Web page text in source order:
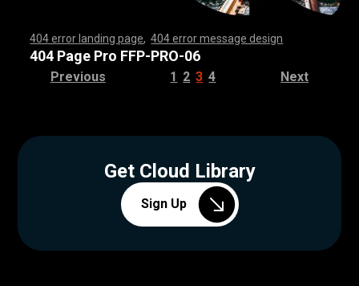
404 error landing page ,404 error message design
,,,,,,,,,,,,,,,,,,,,,,,, ,,,,,,,,,,,,,,,,,,,,,,,,,,,,
,,,,,,,,,,,,,,,,,,,,,,,, ,,,,,,,,,,,,,,,,,,,,,,,,,,,,
,,,,,,,,,,,,,,,,,,,,,,,, ,,,,,,,,,,,,,,,,,,,,,,,,,,,,
,,,,,,,,,,,,,,,,,,,,,,,, ,,,,,,,,,,,,,,,,,,,,,,,,,,,,
,,,,,,,,,,,,,,,,,,,,,,,, ,,,,,,,,,,,,,,,,,,,,,,,,,,,,
,,,,,,,,,,,,,,,,,,,,,,,, ,,,,,,,,,,,,,,,,,,,,,,,,,,,,
,,,,,,,,,,,,,,,,,,,,,,,, ,,,,,,,,,,,,,,,,,,,,,,,,,,,,
,,,,,,,,,,,,,,,,,,,,,,,, ,,,,,,,,,,,,,,,,,,,,,,,,,,,,
404 Page Pro FFP-PRO-06
Previous 1 2 3 4 Next
Get Cloud Library
Sign Up